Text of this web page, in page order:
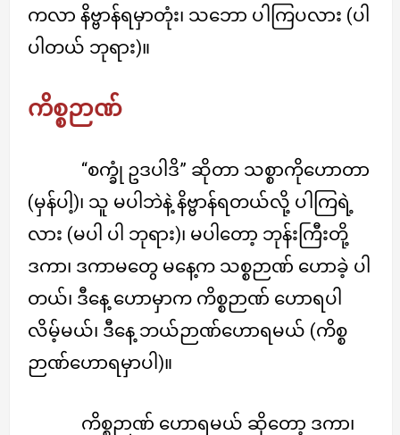
ကလာ နိဗ္ဗာန်ရမှာတုံး၊ သဘော ပါကြပလား (ပါ
ပါတယ် ဘုရား)။
ကိစ္စဉာဏ်
“စက္ခုံ ဥဒပါဒိ” ဆိုတာ သစ္စာကိုဟောတာ
(မှန်ပါ့)၊ သူ မပါဘဲနဲ့ နိဗ္ဗာန်ရတယ်လို့ ပါကြရဲ့
လား (မပါ ပါ ဘုရား)၊ မပါတော့ ဘုန်းကြီးတို့
ဒကာ၊ ဒကာမတွေ မနေ့က သစ္စဉာဏ် ဟောခဲ့ ပါ
တယ်၊ ဒီနေ့ ဟောမှာက ကိစ္စဉာဏ် ဟောရပါ
လိမ့်မယ်၊ ဒီနေ့ ဘယ်ဉာဏ်ဟောရမယ် (ကိစ္စ
ဉာဏ်ဟောရမှာပါ)။
ကိစ္စဉာဏ် ဟောရမယ် ဆိုတော့ ဒကာ၊